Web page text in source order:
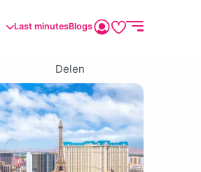
Last minutesBlogs
Delen